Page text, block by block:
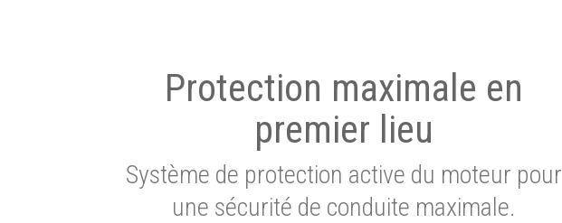
Protection maximale en
premier lieu
Système de protection active du moteur pour
une sécurité de conduite maximale.